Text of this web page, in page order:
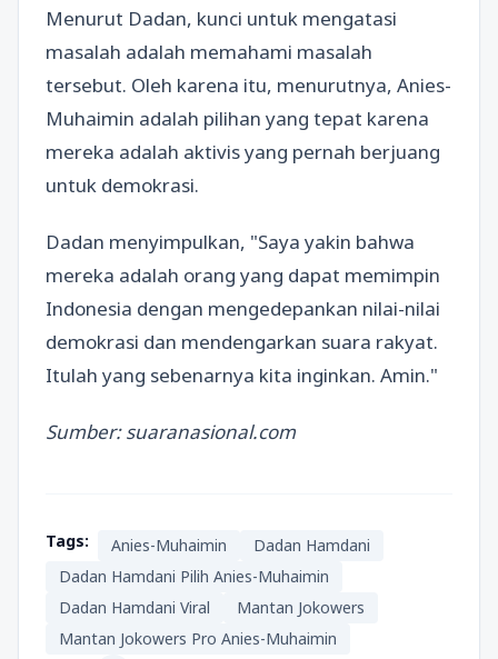
Menurut Dadan, kunci untuk mengatasi
masalah adalah memahami masalah
tersebut. Oleh karena itu, menurutnya, Anies-
Muhaimin adalah pilihan yang tepat karena
mereka adalah aktivis yang pernah berjuang
untuk demokrasi.
Dadan menyimpulkan, "Saya yakin bahwa
mereka adalah orang yang dapat memimpin
Indonesia dengan mengedepankan nilai-nilai
demokrasi dan mendengarkan suara rakyat.
Itulah yang sebenarnya kita inginkan. Amin."
Sumber: suaranasional.com
Tags: Anies-Muhaimin
Dadan Hamdani
Dadan Hamdani Pilih Anies-Muhaimin
Dadan Hamdani Viral
Mantan Jokowers
Mantan Jokowers Pro Anies-Muhaimin